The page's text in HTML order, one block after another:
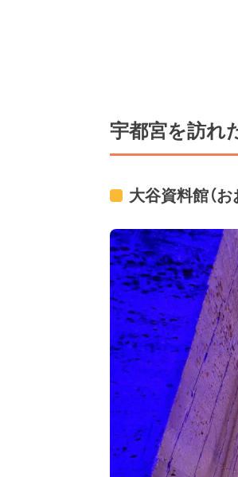
宇都宮を訪れ
大谷資料館（